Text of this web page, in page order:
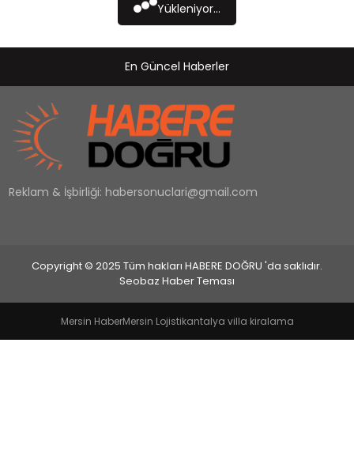
SPOR
EĞİTİM
MAGAZİN
Yükleniyor...
En Güncel Haberler
Reklam & İşbirliği: habersonuclari@gmail.com
Copyright © 2025 Tüm hakları HABERE DOĞRU 'da saklıdır.
Seobaz Haber Teması
Mersin HaberMersin Lojistikantalya villa kiralama